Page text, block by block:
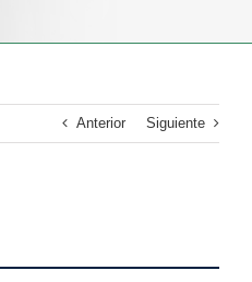
Anterior Siguiente